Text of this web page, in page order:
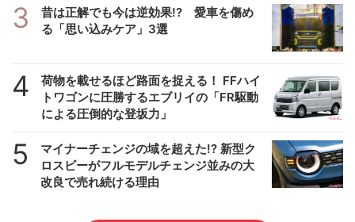
3
昔は正解でも今は逆効果!? 愛車を傷め
る「思い込みケア」3選
4
荷物を載せるほど路面を捉える！ FFハイ
トワゴンに圧勝するエブリイの「FR駆動
による圧倒的な登坂力」
5
マイナーチェンジの域を超えた!? 新型ク
ロスビーがフルモデルチェンジ並みの大
改良で売れ続ける理由